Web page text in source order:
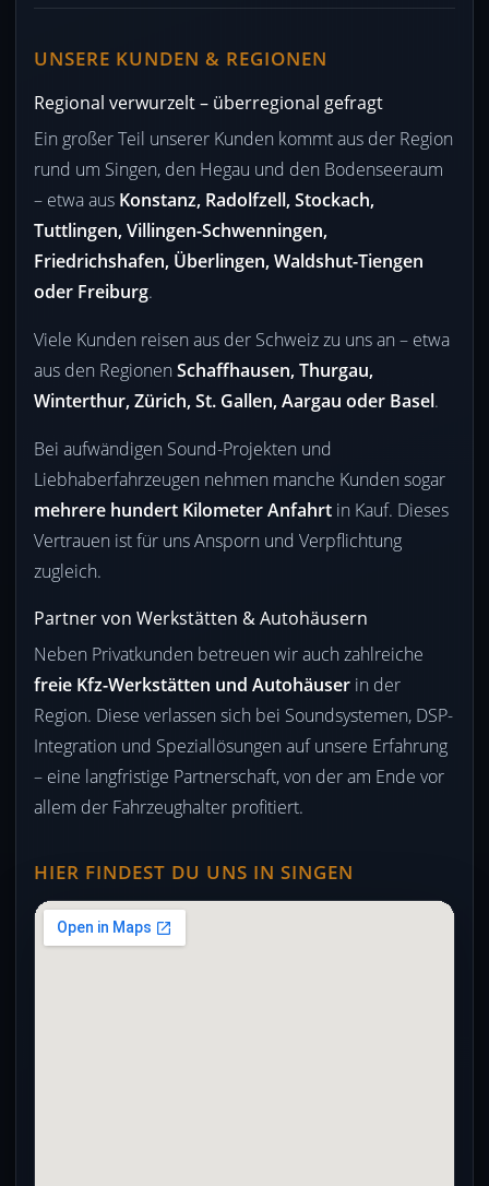
UNSERE KUNDEN & REGIONEN
Regional verwurzelt – überregional gefragt
Ein großer Teil unserer Kunden kommt aus der Region
rund um Singen, den Hegau und den Bodenseeraum
– etwa aus Konstanz, Radolfzell, Stockach,
Tuttlingen, Villingen-Schwenningen,
Friedrichshafen, Überlingen, Waldshut-Tiengen
oder Freiburg.
Viele Kunden reisen aus der Schweiz zu uns an – etwa
aus den Regionen Schaffhausen, Thurgau,
Winterthur, Zürich, St. Gallen, Aargau oder Basel.
Bei aufwändigen Sound-Projekten und
Liebhaberfahrzeugen nehmen manche Kunden sogar
mehrere hundert Kilometer Anfahrt in Kauf. Dieses
Vertrauen ist für uns Ansporn und Verpflichtung
zugleich.
Partner von Werkstätten & Autohäusern
Neben Privatkunden betreuen wir auch zahlreiche
freie Kfz-Werkstätten und Autohäuser in der
Region. Diese verlassen sich bei Soundsystemen, DSP-
Integration und Speziallösungen auf unsere Erfahrung
– eine langfristige Partnerschaft, von der am Ende vor
allem der Fahrzeughalter profitiert.
HIER FINDEST DU UNS IN SINGEN